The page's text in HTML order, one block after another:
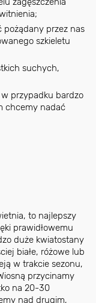
pożądany przez nas
szkieletu
suchych,
przypadku bardzo
chcemy nadać
to najlepszy
prawidłowemu
duże kwiatostany
białe, różowe lub
w trakcie sezonu,
przycinamy
na 20-30
nad drugim,